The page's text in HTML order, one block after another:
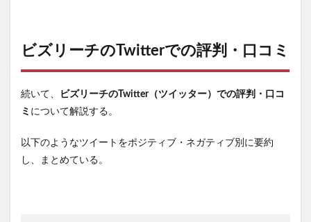
ビズリーチのTwitterでの評判・口コミ
続いて、
ビズリーチのTwitter（ツイッター）での評判・口コ
ミ について解説する。
以下のようなツイートをポジティブ・ネガティブ別に要約
し、まとめている。